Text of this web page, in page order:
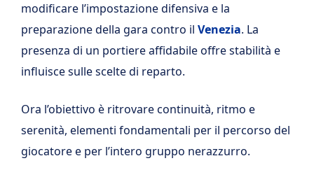
modificare l’impostazione difensiva e la
preparazione della gara contro il Venezia. La
presenza di un portiere affidabile offre stabilità e
influisce sulle scelte di reparto.
Ora l’obiettivo è ritrovare continuità, ritmo e
serenità, elementi fondamentali per il percorso del
giocatore e per l’intero gruppo nerazzurro.